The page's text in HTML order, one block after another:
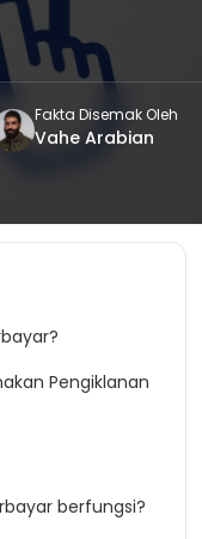
Fakta Disemak Oleh
Vahe Arabian
Pengiklanan
berfungsi?